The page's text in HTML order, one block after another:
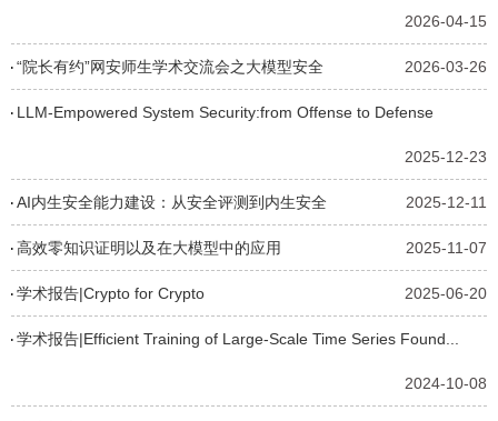
2026-04-15
“院长有约”网安师生学术交流会之大模型安全 2026-03-26
LLM-Empowered System Security:from Offense to Defense
2025-12-23
AI内生安全能力建设：从安全评测到内生安全 2025-12-11
高效零知识证明以及在大模型中的应用 2025-11-07
学术报告|Crypto for Crypto 2025-06-20
学术报告|Efficient Training of Large-Scale Time Series Found...
2024-10-08